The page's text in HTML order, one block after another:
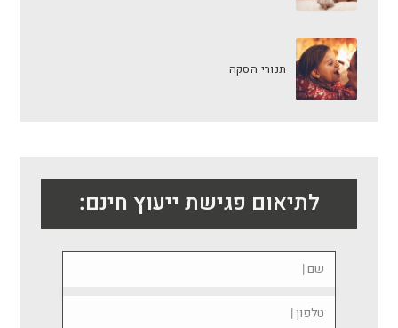
תנורי הסקה
לתיאום פגישת ייעוץ חינם: